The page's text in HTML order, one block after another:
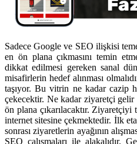
Sadece Google ve SEO ilişkisi
en ön plana çıkmasını temin
dikkat edilmesi gereken sanal
misafirlerin hedef alınması
taşıyor. Bu vitrin ne kadar cazip
çekecektir. Ne kadar ziyaretçi gelir
ön plana çıkarılacaktır.
internet sitesine çekmektedir. İlk
sonrası ziyaretlerin ayağının
SEO çalışmaları ile alakalıdır.